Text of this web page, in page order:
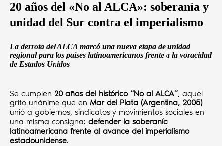
20 años del «No al ALCA»: soberanía y
unidad del Sur contra el imperialismo
La derrota del ALCA marcó una nueva etapa de unidad
regional para los países latinoamericanos frente a la voracidad
de Estados Unidos
Se cumplen 20 años del histórico “No al ALCA”, aquel
grito unánime que en Mar del Plata (Argentina, 2005)
unió a gobiernos, sindicatos y movimientos sociales en
una misma consigna: defender la soberanía
latinoamericana frente al avance del imperialismo
estadounidense.